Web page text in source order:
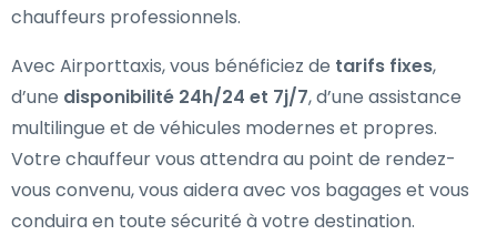
chauffeurs professionnels.
Avec Airporttaxis, vous bénéficiez de tarifs fixes,
d’une disponibilité 24h/24 et 7j/7, d’une assistance
multilingue et de véhicules modernes et propres.
Votre chauffeur vous attendra au point de rendez-
vous convenu, vous aidera avec vos bagages et vous
conduira en toute sécurité à votre destination.